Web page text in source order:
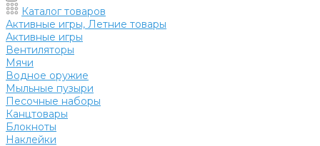
Каталог товаров
Активные игры, Летние товары
Активные игры
Вентиляторы
Мячи
Водное оружие
Мыльные пузыри
Песочные наборы
Канцтовары
Блокноты
Наклейки